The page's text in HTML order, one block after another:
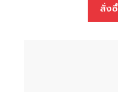
สั่ง